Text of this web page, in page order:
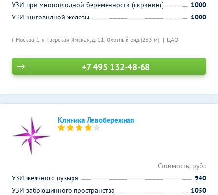
г. Москва, 1-я Тверская-Ямская, д. 11, Охотный ряд (233 м) ЦАО
УЗИ при многоплодной беременности (скрининг)
1000
УЗИ щитовидной железы
1000
+7 495 132-48-68
Клиника Левобережная
Стоимость, руб.:
УЗИ желчного пузыря
940
УЗИ забрюшинного пространства
1050